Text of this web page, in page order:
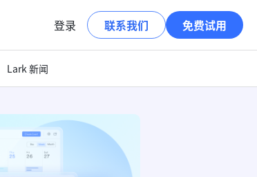
登录 联系我们 免费试用
Lark 新闻